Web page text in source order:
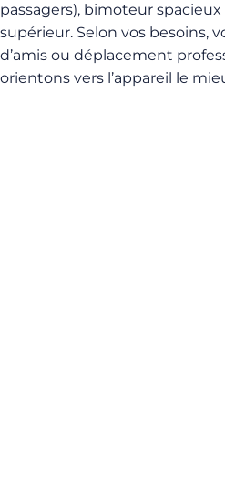
passagers), bimoteur
supérieur. Selon vos besoins,
d’amis ou déplacement
orientons vers l’appareil le